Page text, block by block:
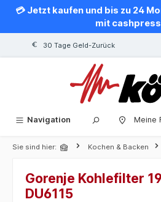
springen
💳 Jetzt kaufen und bis zu 24
mit
30 Tage Geld-Zurück
Navigation Meine
Sie sind hier: Kochen & Backen
Gorenje Kohlefilter
DU6115